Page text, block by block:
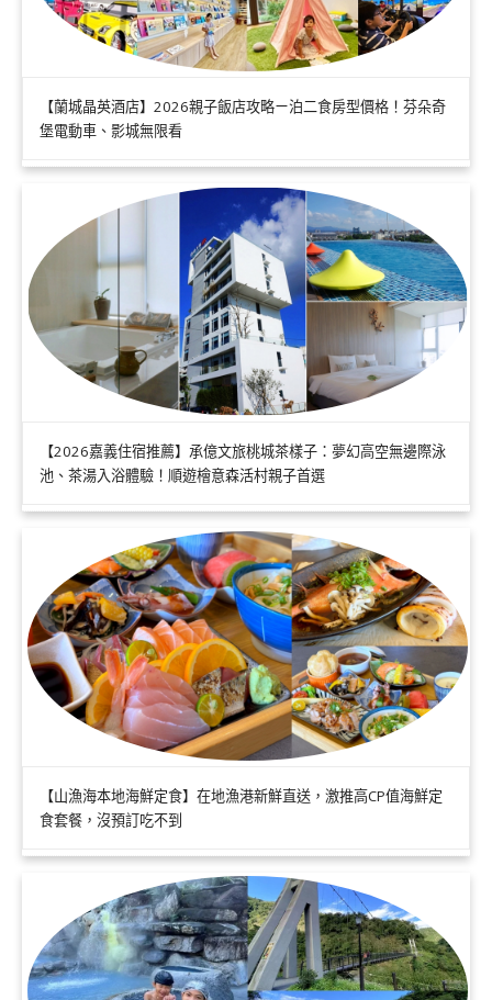
【蘭城晶英酒店】2026親子飯店攻略ㄧ泊二食房型價格！芬朵奇
堡電動車、影城無限看
【2026嘉義住宿推薦】承億文旅桃城茶樣子：夢幻高空無邊際泳
池、茶湯入浴體驗！順遊檜意森活村親子首選
【山漁海本地海鮮定食】在地漁港新鮮直送，激推高CP值海鮮定
食套餐，沒預訂吃不到